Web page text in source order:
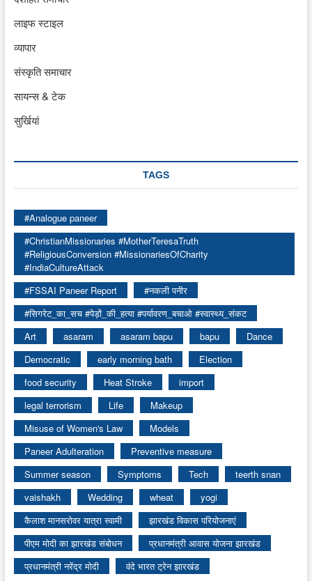
लाइफ स्टाइल
व्यापार
संस्कृति समाचार
सायन्स & टेक
सुर्खियां
TAGS
#Analogue paneer
#ChristianMissionaries #MotherTeresaTruth
#ReligiousConversion #MissionariesOfCharity
#IndiaCultureAttack
#FSSAI Paneer Report
#नकली पनीर
#सिगरेट_का_सच #पेड़ों_की_हत्या #पर्यावरण_बचाओ #स्वास्थ्य_संकट
Art
asaram asaram bapu bapu
Dance
Democratic
early morning bath
Election
food security
Heat Stroke
import
legal terrorism
Life
Makeup
Misuse of Women's Law
Models
Paneer Adulteration
Preventive measure
Summer season
Symptoms Tech
teerth snan
vaishakh
Wedding wheat
yogi
कैलाश मानसरोवर यात्रा स्वामी
झारखंड विकास परियोजनाएं
पीएम मोदी का झारखंड संबोधन
प्रधानमंत्री आवास योजना झारखंड
प्रधानमंत्री नरेंद्र मोदी
वंदे भारत ट्रेन झारखंड